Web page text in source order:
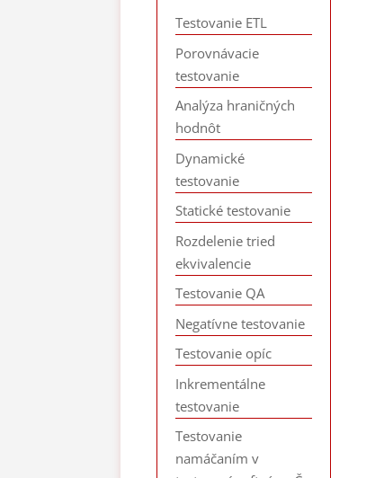
Testovanie ETL
Porovnávacie
testovanie
Analýza hraničných
hodnôt
Dynamické
testovanie
Statické testovanie
Rozdelenie tried
ekvivalencie
Testovanie QA
Negatívne testovanie
Testovanie opíc
Inkrementálne
testovanie
Testovanie
namáčaním v